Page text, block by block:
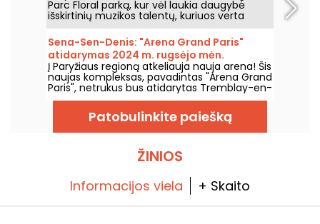
Parc Floral parką, kur vėl laukia daugybė
išskirtinių muzikos talentų, kuriuos verta
pamatyti ir išgirsti įspūdingo kaimo ramybės
fone. Štai nemokamų koncertų programa,
kurią kviečiame atrasti nuo 2026 m. birželio
24 d. iki 2026 m. rugsėjo 6 d.
Sena-Sen-Denis: "Arena Grand Paris"
atidarymas 2024 m. rugsėjo mėn.
Į Paryžiaus regioną atkeliauja nauja arena! Šis
naujas kompleksas, pavadintas "Arena Grand
Paris", netrukus bus atidarytas Tremblay-en-
France, Seine-Saint-Denis, ir turės dvi 7000 ir
2000 vietų sales. Mes jums viską apie tai
papasakosime.Patobulinkite paiešką
ŽINIOS
Informacijos viela + Skaito